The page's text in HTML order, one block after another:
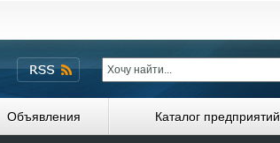
Объявления Каталог предприятий